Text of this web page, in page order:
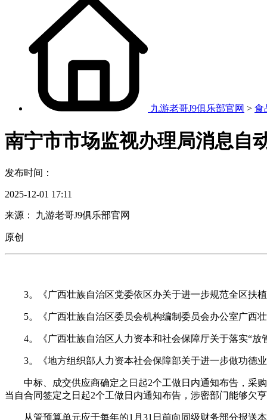
九游老哥J9俱乐部官网 > 食
南宁市市场监视办理局消息自
发布时间：
2025-12-01 17:11
来源： 九游老哥J9俱乐部官网
原创
3。《广西壮族自治区党委依区办关于进一步规范全区扶植
5。《广西壮族自治区委员会机构编制委员会办公室广西壮
4。《广西壮族自治区人力资本和社会保障厅关于落实“放
3。《地方组织部人力资本社会保障部关于进一步做功德业
中标、成交供应商确定之日起2个工做日内通知布告，采购
当自合同签定之日起2个工做日内通知布告，涉密部门能够欠
从管预算单元应于每年的1月31日前向同级财务部分报送本